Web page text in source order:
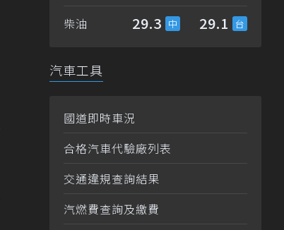
柴油 29.3 29.1
汽車工具
國道即時車況
合格汽車代驗廠列表
交通違規查詢結果
汽燃費查詢及繳費